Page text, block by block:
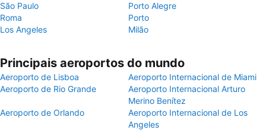
São Paulo
Porto Alegre
Roma
Porto
Los Angeles
Milão
Principais aeroportos do mundo
Aeroporto de Lisboa
Aeroporto Internacional de Miami
Aeroporto de Rio Grande
Aeroporto Internacional Arturo
Merino Benítez
Aeroporto de Orlando
Aeroporto Internacional de Los
Angeles